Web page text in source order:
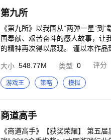
第九所
《第九所》以我国从“两弹一星”
国奉献、艰苦奋斗的感人故事，让
的精神再次得以展现。 谨以本作品致敬所有「共和国科技
征服星辰大海 【玩法简介】 在《第九所》中，玩家将管理一座科研基地，负责基地的生产、建设、探索、研发等各项
工作，最终实现科研事业的突破：
煤炭厂、石料厂以自给自足。 ②建
研发：玩家将需要不断攀登科技
天事业突破。 《第九所》充分尊
伟大年代，让玩家身临其境见证历
大小 548.77M 类型 0 评分
游戏王 策略 模拟
商道高手
《商道高手》【获奖荣耀】 第五